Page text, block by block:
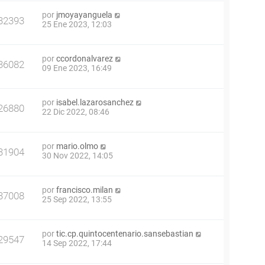
por jmoyayanguela
25 Ene 2023, 12:03
porccordonalvarez
09 Ene 2023, 16:49
por isabel.lazarosanchez
22 Dic 2022, 08:46
por mario.olmo
30 Nov 2022, 14:05
porfrancisco.milan
25 Sep 2022, 13:55
portic.cp.quintocentenario.sansebastian
14 Sep 2022, 17:44